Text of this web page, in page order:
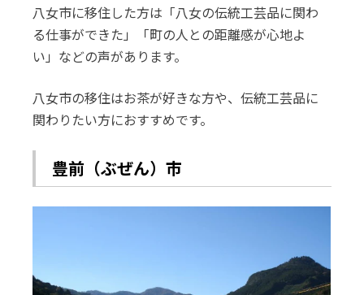
八女市に移住した方は「八女の伝統工芸品に関わ
る仕事ができた」「町の人との距離感が心地よ
い」などの声があります。
八女市の移住はお茶が好きな方や、伝統工芸品に
関わりたい方におすすめです。
豊前（ぶぜん）市